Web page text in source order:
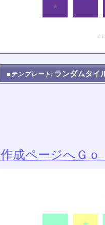
★
+
■テンプレート: ランダムタイ
作成ページへＧｏ